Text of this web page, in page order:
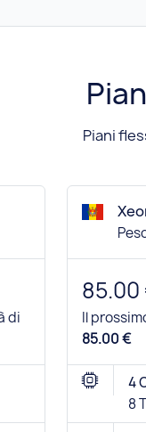
Piani
di
85.00
Il
85.00 €
4
8